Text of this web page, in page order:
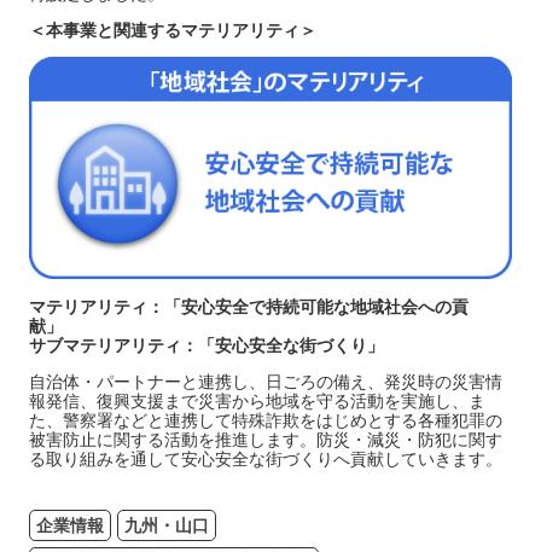
＜本事業と関連するマテリアリティ＞
マテリアリティ：「安心安全で持続可能な地域社会への貢
献」
サブマテリアリティ：「安心安全な街づくり」
自治体・パートナーと連携し、日ごろの備え、発災時の災害情
報発信、復興支援まで災害から地域を守る活動を実施し、ま
た、警察署などと連携して特殊詐欺をはじめとする各種犯罪の
被害防止に関する活動を推進します。防災・減災・防犯に関す
る取り組みを通して安心安全な街づくりへ貢献していきます。
企業情報
九州・山口